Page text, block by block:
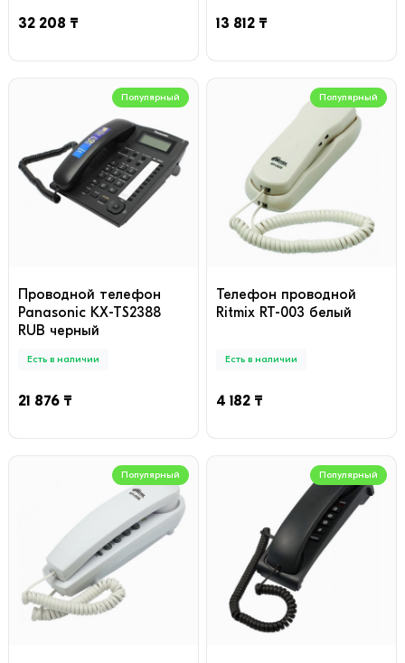
32 208 ₸ 13 812 ₸
Популярный
Проводной телефон
Panasonic KX-TS2388
RUB черный
Есть в наличии
21 876 ₸
Популярный
Телефон проводной
Ritmix RT-003 белый
Есть в наличии
4 182 ₸
Популярный Популярный